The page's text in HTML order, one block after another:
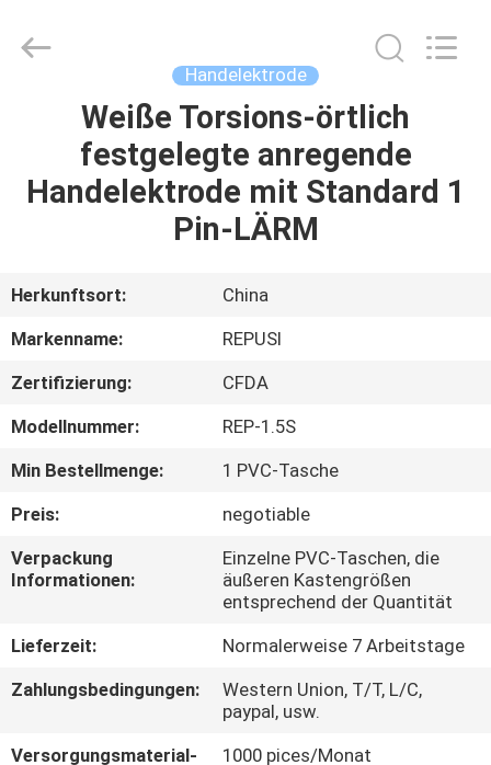
PRODUKTE
UNS
AUSFLUG
QUALITÄTSKONTROLLE
TRETEN
SIE
UNS
IN
Electronics
Co.,Ltd..
Handelektrode
Weiße Torsions-örtlich
festgelegte anregende
Handelektrode mit Standard 1
Pin-LÄRM
Herkunftsort:
China
Markenname:
REPUSI
Zertifizierung:
CFDA
Modellnummer:
REP-1.5S
Min Bestellmenge:
1 PVC-Tasche
Preis:
negotiable
Verpackung
Informationen:
Einzelne PVC-Taschen, die
äußeren Kastengrößen
entsprechend der Quantität
Lieferzeit:
Normalerweise 7 Arbeitstage
Zahlungsbedingungen:
Western Union, T/T, L/C,
paypal, usw.
Versorgungsmaterial-
1000 pices/Monat